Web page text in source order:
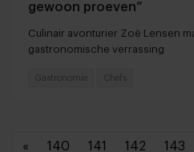
gewoon proeven”
Culinair avonturier Zoë Lensen
gastronomische verrassing
Gastronomie Chefs
« 140 141 142 143